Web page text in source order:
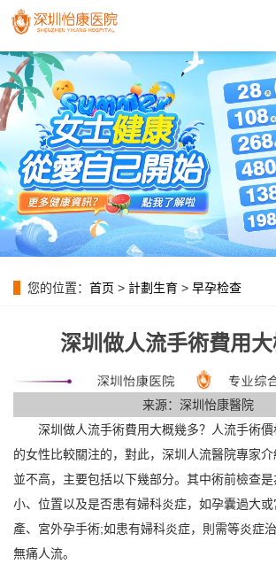
您的位置： 首页 > 計劃生育 > 早孕检查
深圳做人流手術費用
来源：深圳怡康醫院
深圳做人流手術費用大概幾多？人流手術
的女性比較關注的，對此，深圳人流醫院專家
並不高，主要包括以下幾部分。其中術前檢查
小、位置以及是否患有婦科炎症，如孕囊過大
產、宮外孕手術;如患有婦科炎症，則需等炎症
無痛人流。